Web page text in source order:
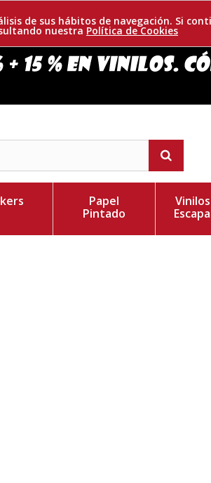
de sus hábitos de navegación. Si
nuestra Política de Cookies
Papel
Pintado